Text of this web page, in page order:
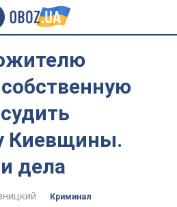
Киевщины.
дела
Криминал